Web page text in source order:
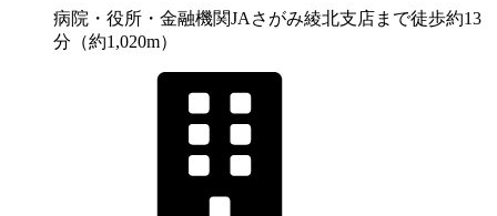
病院・役所・金融機関JAさがみ綾北支店まで徒歩約13
分（約1,020m）